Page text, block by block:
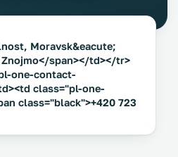
Moravsk&eacute;
span></td></tr>
one-contact-
class="pl-one-
class="black">+420 723